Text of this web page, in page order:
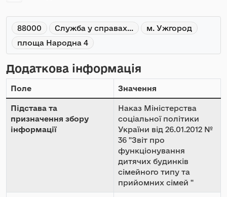
88000 Служба у справах...
м. Ужгород
площа Народна 4
Додаткова інформація
Поле Значення
Підстава та
призначення збору
інформації
Наказ Міністерства
соціальної політики
України від 26.01.2012 №
36 "Звіт про
функціонування
дитячих будинків
сімейного типу та
прийомних сімей "